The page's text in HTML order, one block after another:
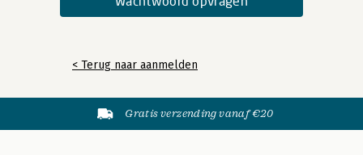
< Terug naar aanmelden
Gratis verzending vanaf €20